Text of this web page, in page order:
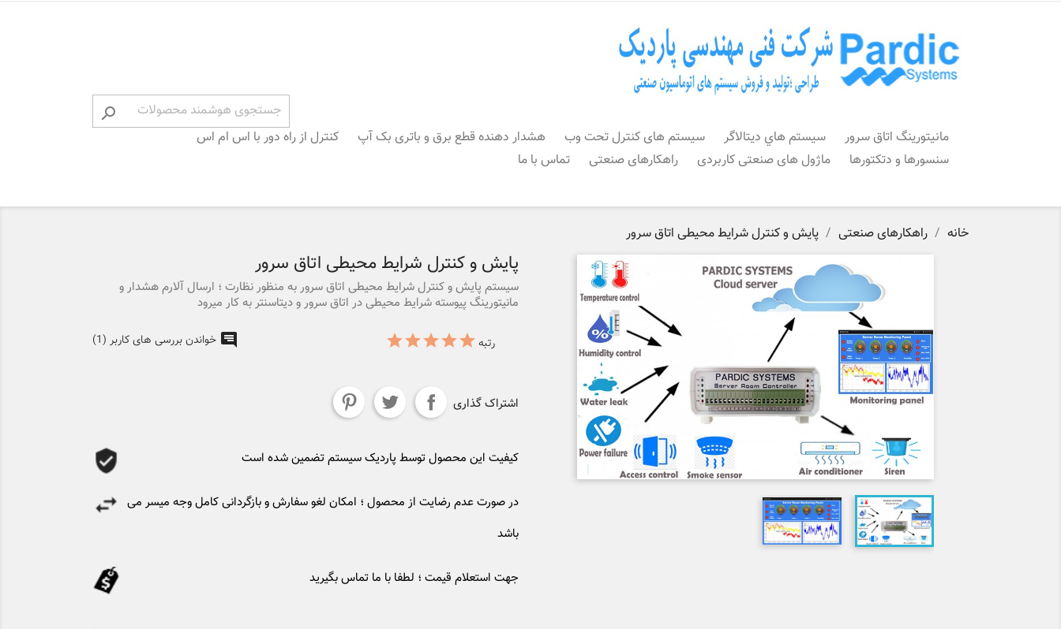

مانیتورینگ اتاق سرور سيستم هاي ديتالاگر سیستم های کنترل تحت وب هشدار دهنده قطع برق و باتری بک آپ
کنترل از راه دور با اس ام اس
سنسورها و دتکتورها
ماژول های صنعتی کاربردی راهکارهای صنعتی تماس با ما
خانه راهکارهای صنعتی پایش و کنترل شرایط محیطی اتاق سرور
پایش و کنترل شرایط محیطی اتاق سرور
سیستم پایش و کنترل شرایط محیطی اتاق سرور به منظور نظارت ؛ ارسال آلارم هشدار و
مانیتورینگ پیوسته شرایط محیطی در اتاق سرور و دیتاسنتر به کار میرود
رتبه خواندن بررسی های کاربر (1)
اشتراک گذاری
کیفیت این محصول توسط پاردیک سیستم تضمین شده است
در صورت عدم رضایت از محصول ؛ امکان لغو سفارش و بازگردانی کامل وجه میسر می
باشد
جهت استعلام قیمت ؛ لطفا با ما تماس بگیرید